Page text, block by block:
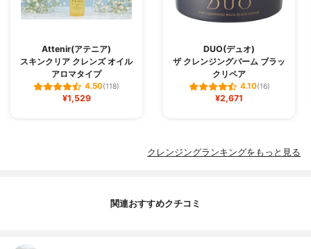
Attenir(アテニア)
スキンクリア クレンズ オイル
アロマタイプ
4.50(118)
¥1,529
DUO(デュオ)
ザ クレンジングバーム ブラッ
クリペア
4.10(16)
¥2,671
クレンジングランキングをもっと見る
関連おすすめクチコミ